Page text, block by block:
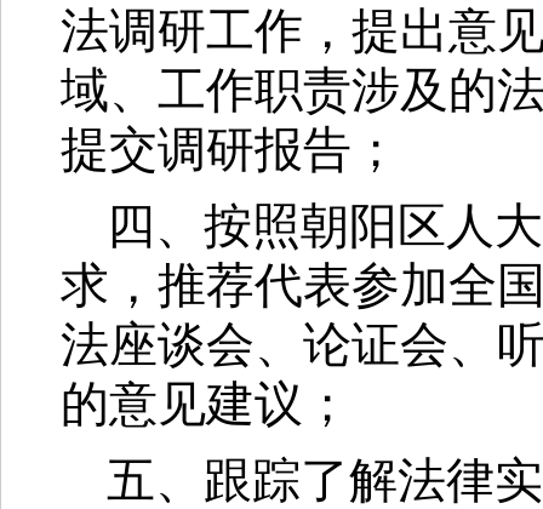
法调研工作，提出意
域、工作职责涉及的
提交调研报告；
四、按照朝阳区人
求，推荐代表参加全
法座谈会、论证会、
的意见建议；
五、跟踪了解法律